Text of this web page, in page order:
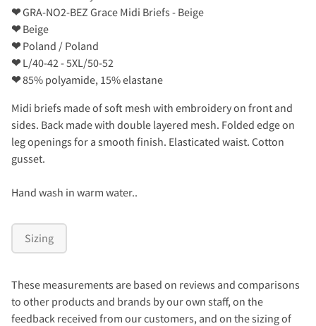
❤GRA-NO2-BEZ Grace Midi Briefs - Beige
❤Beige
❤Poland / Poland
❤L/40-42 - 5XL/50-52
❤85% polyamide, 15% elastane
Midi briefs made of soft mesh with embroidery on front and
sides. Back made with double layered mesh. Folded edge on
leg openings for a smooth finish. Elasticated waist. Cotton
gusset.
Hand wash in warm water..
Sizing
These measurements are based on reviews and comparisons
to other products and brands by our own staff, on the
feedback received from our customers, and on the sizing of